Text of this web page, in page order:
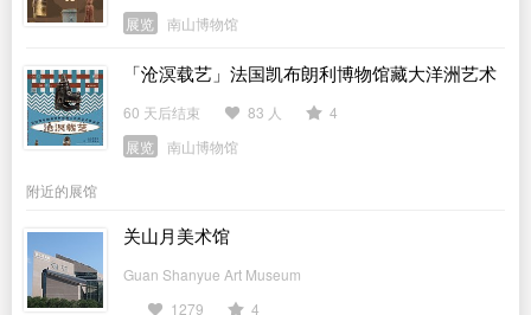
展览
南山博物馆
「沧溟载艺」法国凯布朗利博物馆藏大洋洲艺术
展
60 天后结束 83 人
4
展览
南山博物馆
附近的展馆
关山月美术馆
Guan Shanyue Art Museum
1279
4